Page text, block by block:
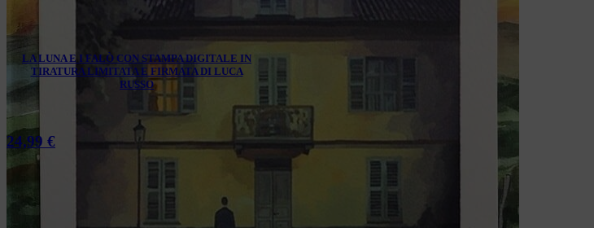
LA LUNA E I FALÒ CON STAMPA DIGITALE IN
TIRATURA LIMITATA E FIRMATA DI LUCA
RUSSO
24,99 €